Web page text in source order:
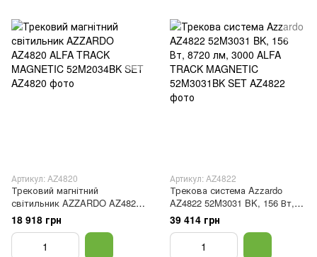
Артикул: AZ4820
Трековий магнітний
світильник AZZARDO AZ4820
ALFA TRACK MAGNETIC
52M2034BK SET
18 918 грн
Артикул: AZ4822
Трекова система Azzardo
AZ4822 52M3031 BK, 156 Вт,
8720 лм, 3000 ALFA TRACK
MAGNETIC 52M3031BK SET
39 414 грн